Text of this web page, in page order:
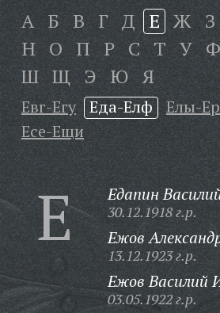
А Б В Г Д Е Ж З
Н О П Р С Т У Ф
Ш Щ Э Ю Я
Евг-Егу Еда-Елф Елы-
Есе-Ещи
Е Едапин
30.12.1918 г.р.
Ежов
13.12.1923 г.р.
Ежов Василий
03.05.1922 г.р.